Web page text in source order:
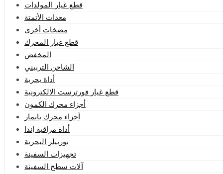
قطع غيار المولدات
معدات الأتمتة
مضخات أخرى
قطع غيار المحرك
المخفض
الشاحن التربيني
أداة بحرية
قطع غيار فورترست الالكترونية
أجزاء محرك الكمون
أجزاء محرك يانمار
أداة مراقبة إندا
بوربيلر البحرية
تجهيزات السفينة
آلات سطح السفينة